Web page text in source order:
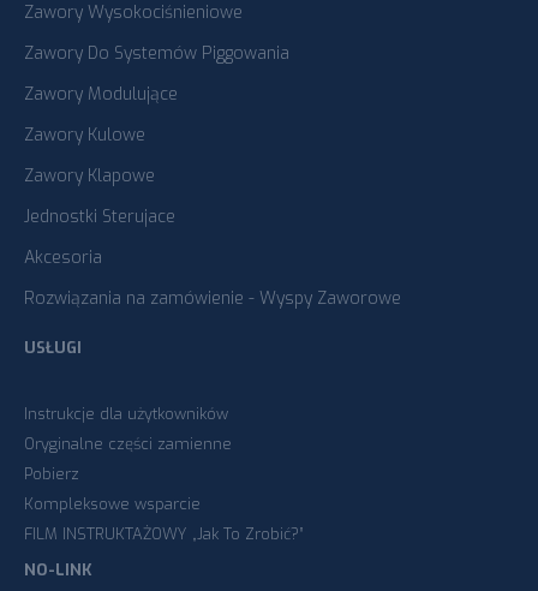
Zawory Wysokociśnieniowe
Zawory Do Systemów Piggowania
Zawory Modulujące
Zawory Kulowe
Zawory Klapowe
Jednostki Sterujace
Akcesoria
Rozwiązania na zamówienie - Wyspy Zaworowe
USŁUGI
Instrukcje dla użytkowników
Oryginalne części zamienne
Pobierz
Kompleksowe wsparcie
FILM INSTRUKTAŻOWY „Jak To Zrobić?”
NO-LINK